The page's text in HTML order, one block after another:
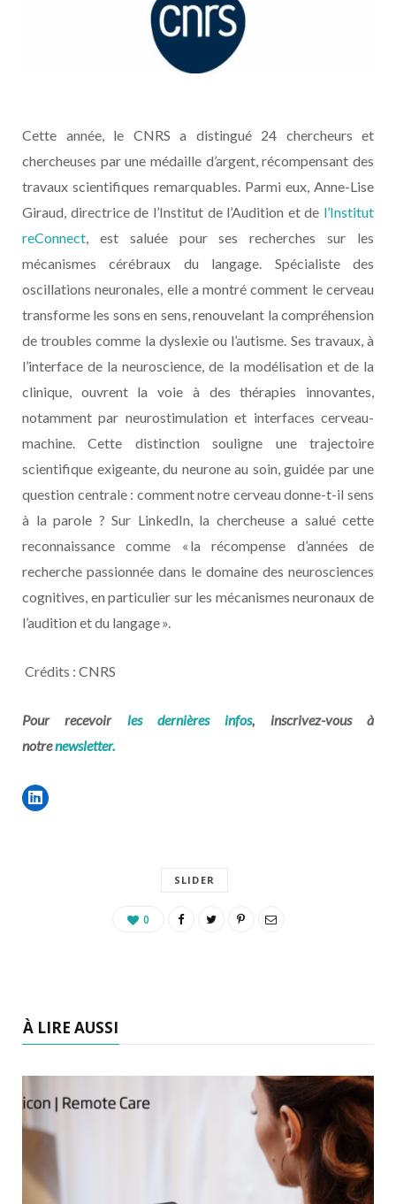
Cette année, le CNRS a distingué 24 chercheurs et
chercheuses par une médaille d’argent, récompensant des
travaux scientifiques remarquables. Parmi eux, Anne-Lise
Giraud, directrice de l’Institut de l’Audition et de l’Institut
reConnect, est saluée pour ses recherches sur les
mécanismes cérébraux du langage. Spécialiste des
oscillations neuronales, elle a montré comment le cerveau
transforme les sons en sens, renouvelant la compréhension
de troubles comme la dyslexie ou l’autisme. Ses travaux, à
l’interface de la neuroscience, de la modélisation et de la
clinique, ouvrent la voie à des thérapies innovantes,
notamment par neurostimulation et interfaces cerveau-
machine. Cette distinction souligne une trajectoire
scientifique exigeante, du neurone au soin, guidée par une
question centrale : comment notre cerveau donne-t-il sens
à la parole ? Sur LinkedIn, la chercheuse a salué cette
reconnaissance comme « la récompense d’années de
recherche passionnée dans le domaine des neurosciences
cognitives, en particulier sur les mécanismes neuronaux de
l’audition et du langage ».
Crédits : CNRS
Pour recevoir les dernières infos, inscrivez-vous à
notrenewsletter.
SLIDER
0
À LIRE AUSSI